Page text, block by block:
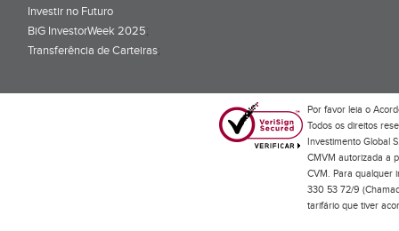
Investir no Futuro
BiG InvestorWeek 2025;
Transferência de Carteiras;
Por favor leia o
Todos os direitos
Investimento Global
CMVM autorizada a
CVM. Para qualquer
330 53 72/9
tarifário que tiver